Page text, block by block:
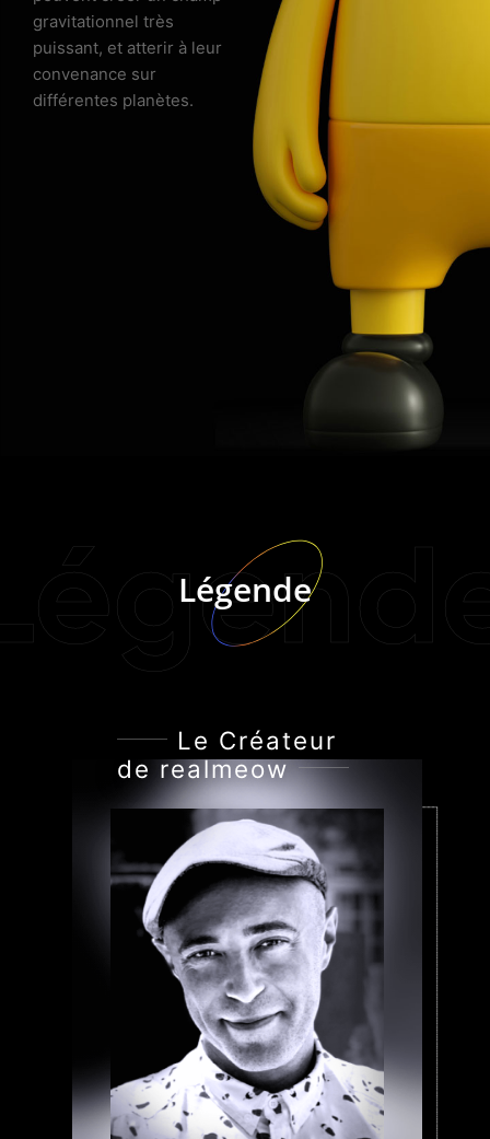
gravitationnel très
puissant, et atterir à leur
convenance sur
différentes planètes.
Légende
Le Créateur
de realmeow